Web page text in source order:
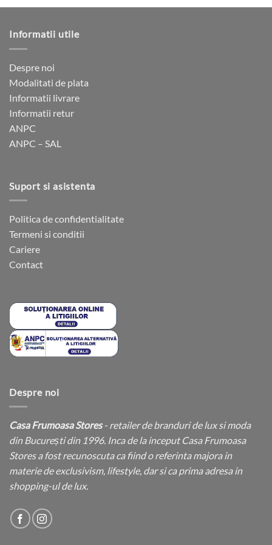
variații.
fi
alese
în
pagina
Informatii utile
Despre noi
Modalitati de plata
Informatii livrare
Informatii retur
ANPC
ANPC – SAL
Suport si asistenta
Politica de confidentialitate
Termeni si conditii
Cariere
Contact
Despre noi
Casa Frumoasa Stores- retailer de branduri de lux si moda
din București din 1996. Inca de la inceput Casa Frumoasa
Stores a fost recunoscuta ca fiind o referinta majora in
materie de exclusivism, lifestyle, dar si ca prima adresa in
shopping-ul de lux.